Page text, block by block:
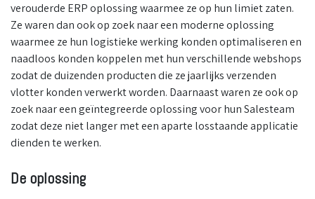
verouderde ERP oplossing waarmee ze op hun limiet zaten.
Ze waren dan ook op zoek naar een moderne oplossing
waarmee ze hun logistieke werking konden optimaliseren en
naadloos konden koppelen met hun verschillende webshops
zodat de duizenden producten die ze jaarlijks verzenden
vlotter konden verwerkt worden. Daarnaast waren ze ook op
zoek naar een geïntegreerde oplossing voor hun Salesteam
zodat deze niet langer met een aparte losstaande applicatie
dienden te werken.
De oplossing